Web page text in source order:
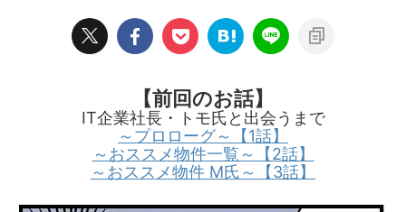
【前回のお話】
IT企業社長・トモ氏と出会うまで
～プロローグ～【1話】
～おススメ物件一覧～【2話】
～おススメ物件 M氏～【3話】